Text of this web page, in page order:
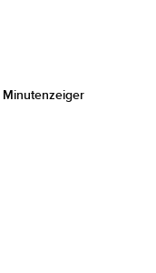
Minutenzeiger